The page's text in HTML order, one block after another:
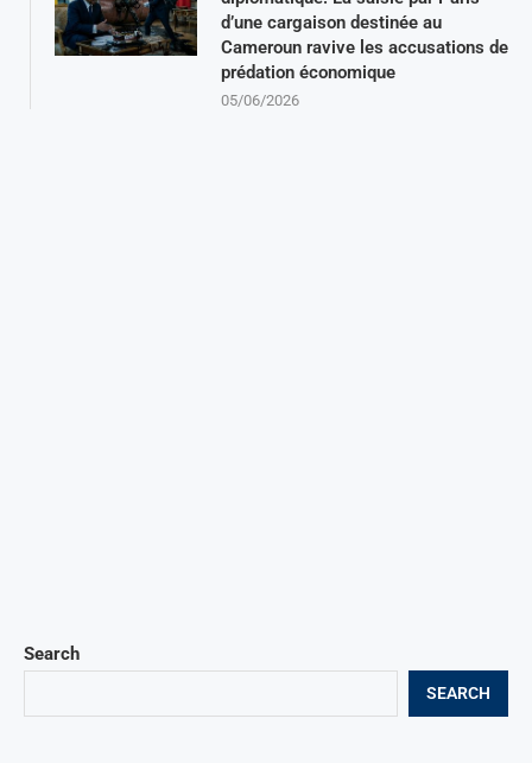
Search
SEARCH
d’une cargaison destinée au
Cameroun ravive les accusations de
prédation économique
05/06/2026